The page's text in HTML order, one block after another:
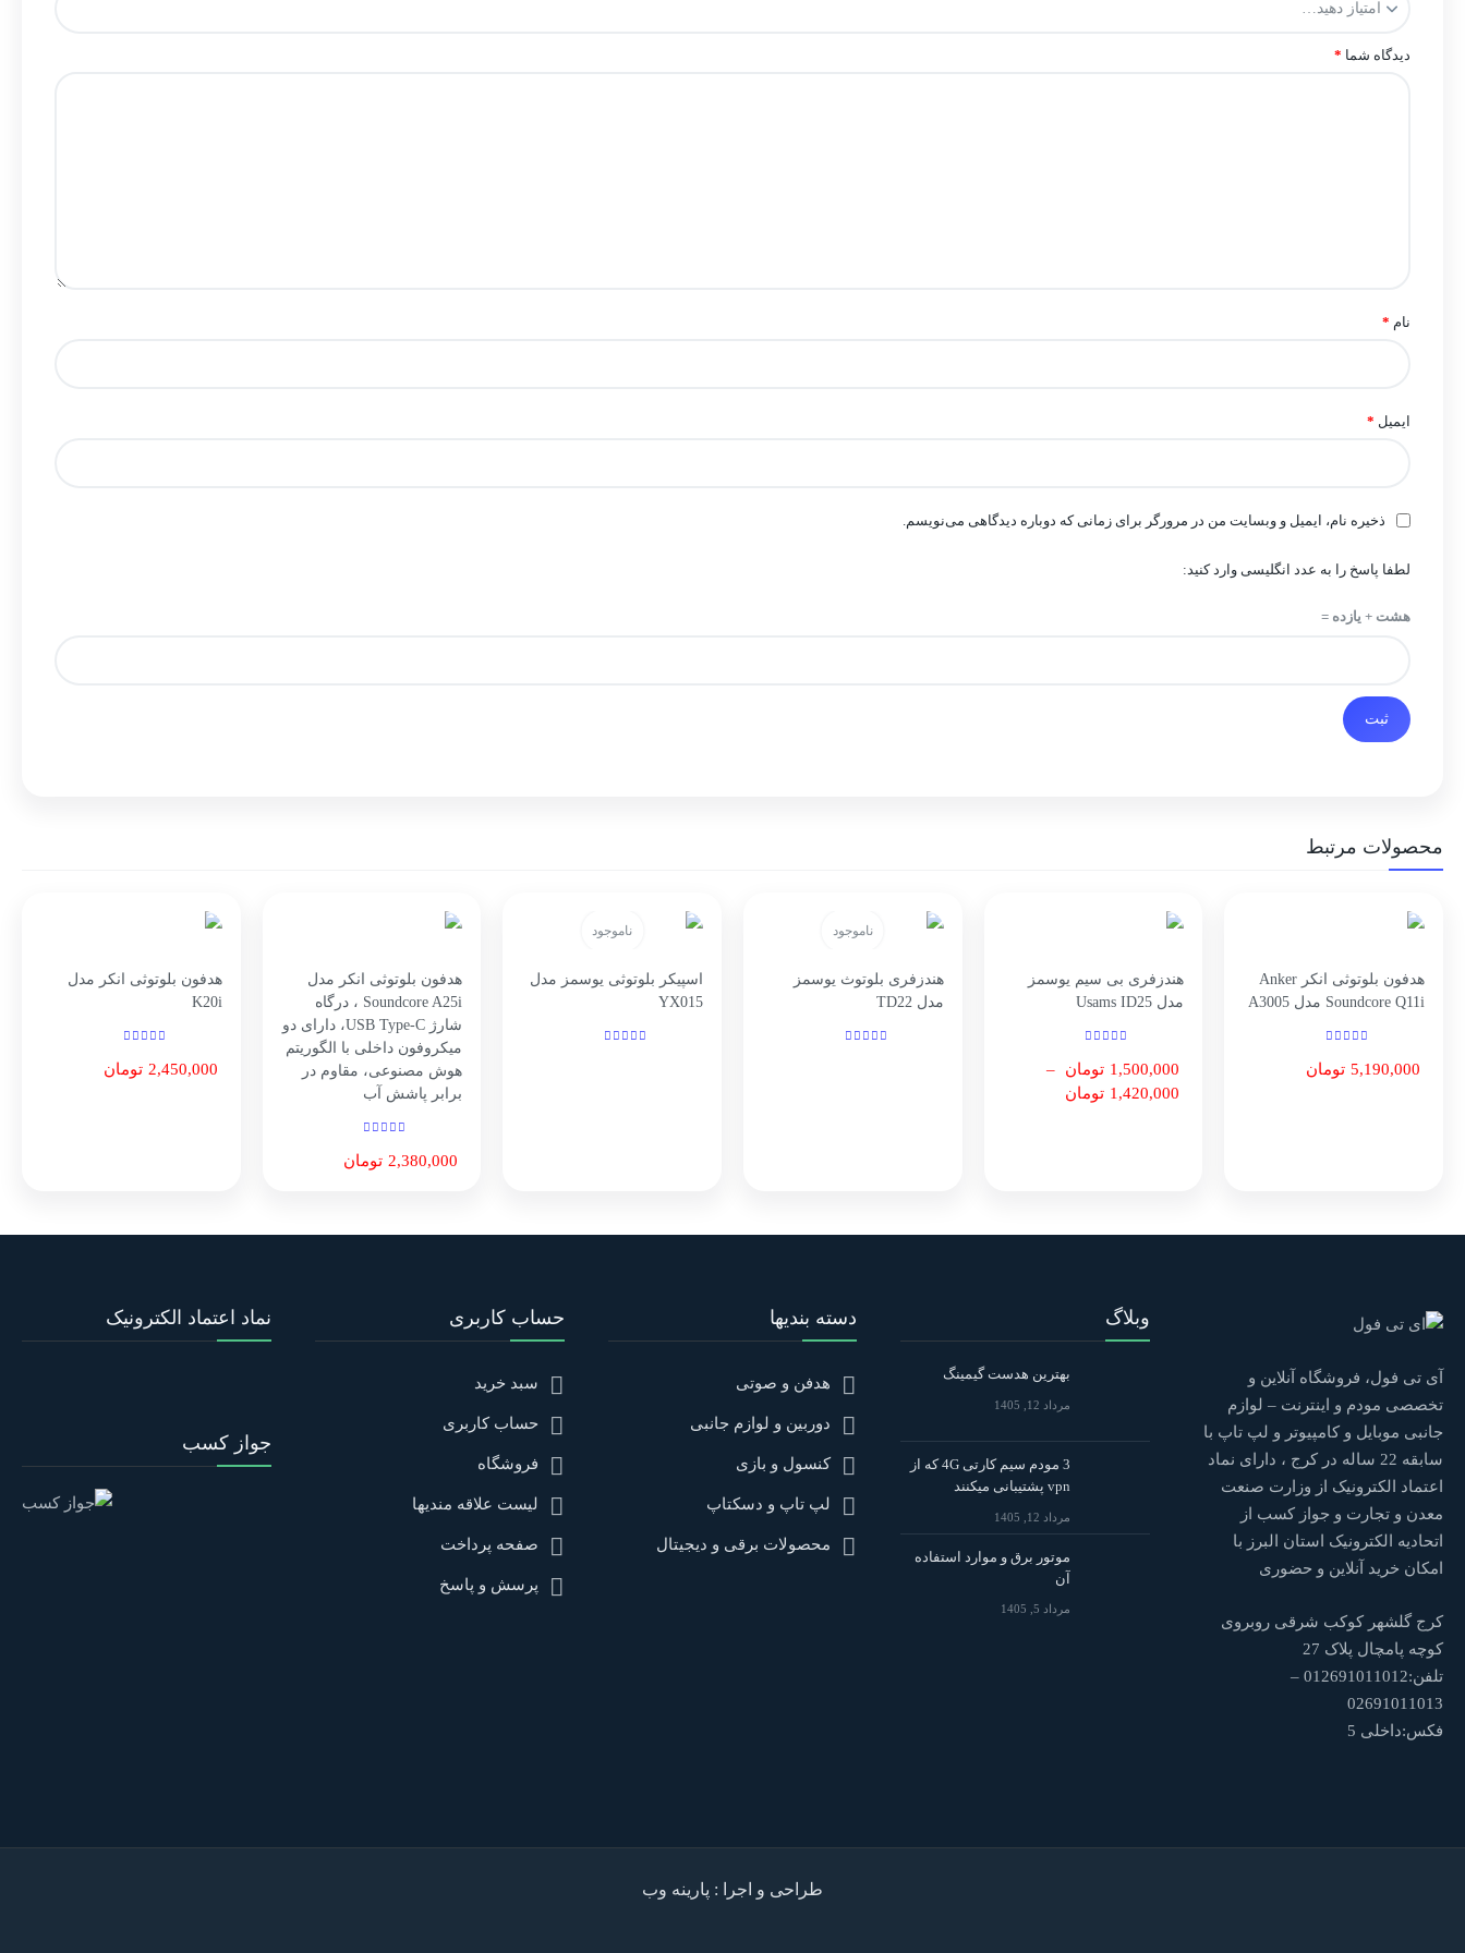
دیدگاه شما *
نام *
ایمیل *
ذخیره نام، ایمیل و وبسایت من در مرورگر برای زمانی که دوباره دیدگاهی می‌نویسم.
لطفا پاسخ را به عدد انگلیسی وارد کنید:
هشت + یازده =
محصولات مرتبط
هدفون بلوتوثی انکر Anker
Soundcore Q11i مدل A3005
تومان
هندزفری بی سیم یوسمز
مدل Usams ID25
تومان
–
تومان
ناموجود
هندزفری بلوتوث یوسمز
مدل TD22
ناموجود
اسپیکر بلوتوثی یوسمز مدل
YX015
هدفون بلوتوثی انکر مدل
Soundcore A25i ، درگاه
شارژ USB Type-C، دارای دو
میکروفون داخلی با الگوریتم
هوش مصنوعی، مقاوم در
برابر پاشش آب
تومان
هدفون بلوتوثی انکر مدل
K20i
تومان
آی تی فول، فروشگاه آنلاین و
تخصصی مودم و اینترنت – لوازم
جانبی موبایل و کامپیوتر و لپ تاپ با
سابقه 22 ساله در کرج ، دارای نماد
اعتماد الکترونیک از وزارت صنعت
معدن و تجارت و جواز کسب از
اتحادیه الکترونیک استان البرز با
امکان خرید آنلاین و حضوری
کرج گلشهر کوکب شرقی روبروی
کوچه پامچال پلاک 27
تلفن:012691011012 –
02691011013
فکس:داخلی 5
وبلاگ
بهترین هدست گیمینگ
مرداد 12, 1405
3 مودم سیم کارتی 4G که از
vpn پشتیبانی میکنند
مرداد 12, 1405
موتور برق و موارد استفاده
آن
مرداد 5, 1405
دسته بندیها
هدفن و صوتی
دوربین و لوازم جانبی
کنسول و بازی
لپ تاپ و دسکتاپ
محصولات برقی و دیجیتال
حساب کاربری
سبد خرید
حساب کاربری
فروشگاه
لیست علاقه مندیها
صفحه پرداخت
پرسش و پاسخ
نماد اعتماد الکترونیک
جواز کسب
طراحی و اجرا : پارینه وب